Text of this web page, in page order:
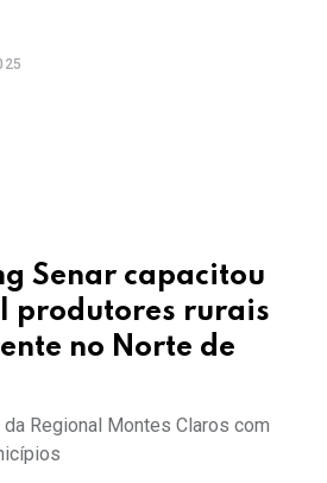
Senar capacitou
produtores rurais
no Norte de
Regional Montes Claros com